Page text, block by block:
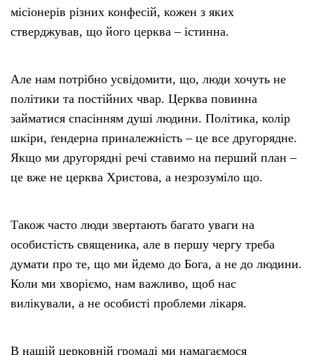
місіонерів різних конфесій, кожен з яких
стверджував, що його церква – істинна.
Але нам потрібно усвідомити, що, люди хочуть не
політики та постійних чвар. Церква повинна
займатися спасінням душі людини. Політика, колір
шкіри, ґендерна приналежність – це все другорядне.
Якщо ми другорядні речі ставимо на перший план –
це вже не церква Христова, а незрозуміло що.
Також часто люди звертають багато уваги на
особистість священика, але в першу чергу треба
думати про те, що ми йдемо до Бога, а не до людини.
Коли ми хворіємо, нам важливо, щоб нас
вилікували, а не особисті проблеми лікаря.
В нашій церковній громаді ми намагаємося